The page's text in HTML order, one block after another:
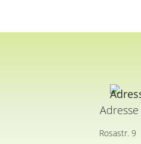
Adresse
Rosastr. 9